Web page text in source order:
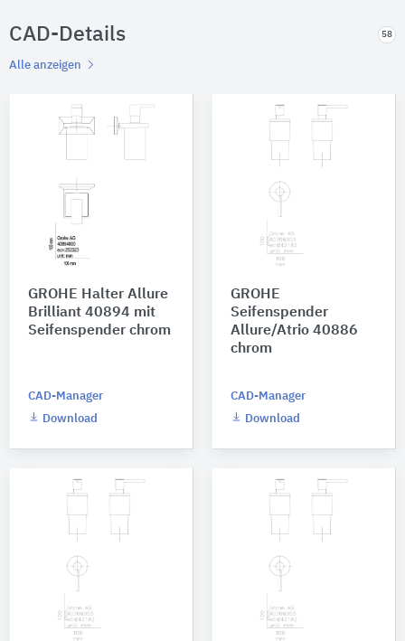
CAD-Details 58
Alle anzeigen
GROHE Halter Allure
Brilliant 40894 mit
Seifenspender chrom
CAD-Manager
Download
GROHE
Seifenspender
Allure/Atrio 40886
chrom
CAD-Manager
Download